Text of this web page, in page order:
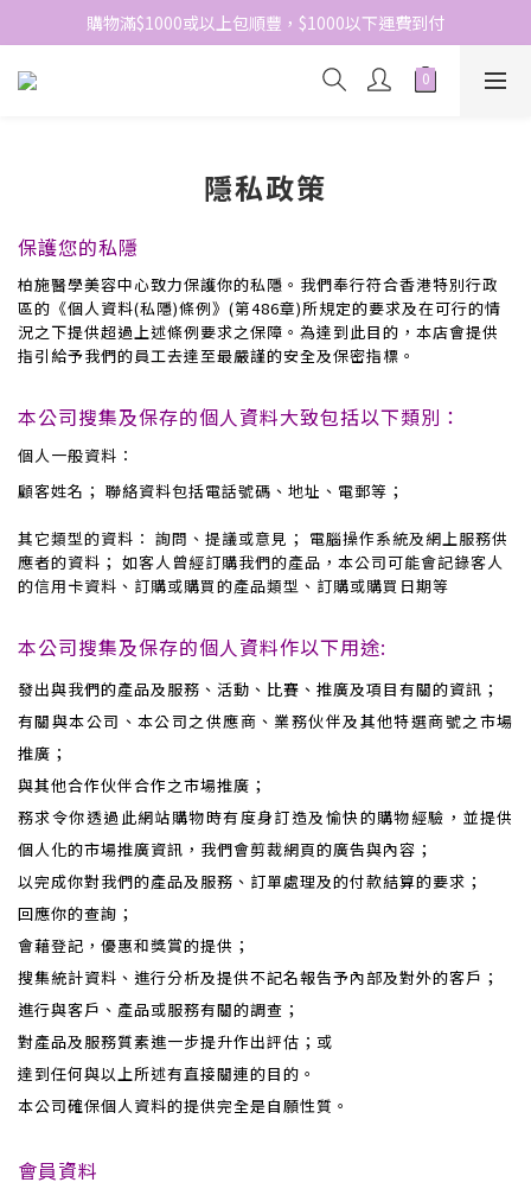
網站免費登記會員，會員優惠價於結帳時自動扣減
購物滿$1000或以上包順豐，$1000以下運費到付
網站免費登記會員，會員優惠價於結帳時自動扣減
隱私政策
保護您的私隱
柏施醫學美容中心致力保護你的私隱。我們奉行符合香港特別行政
區的《個人資料(私隱)條例》(第486章)所規定的要求及在可行的情
況之下提供超過上述條例要求之保障。為達到此目的，本店會提供
指引給予我們的員工去達至最嚴謹的安全及保密指標。
本公司搜集及保存的個人資料大致包括以下類別：
個人一般資料：
顧客姓名； 聯絡資料包括電話號碼、地址、電郵等；
其它類型的資料： 詢問、提議或意見； 電腦操作系統及網上服務供
應者的資料； 如客人曾經訂購我們的產品，本公司可能會記錄客人
的信用卡資料、訂購或購買的產品類型、訂購或購買日期等
本公司搜集及保存的個人資料作以下用途:
發出與我們的產品及服務、活動、比賽、推廣及項目有關的資訊；
有關與本公司、本公司之供應商、業務伙伴及其他特選商號之市場
推廣；
與其他合作伙伴合作之市場推廣；
務求令你透過此網站購物時有度身訂造及愉快的購物經驗，並提供
個人化的市場推廣資訊，我們會剪裁網頁的廣告與內容；
以完成你對我們的產品及服務、訂單處理及的付款結算的要求；
回應你的查詢；
會藉登記，優惠和獎賞的提供；
搜集統計資料、進行分析及提供不記名報告予內部及對外的客戶；
進行與客戶、產品或服務有關的調查；
對產品及服務質素進一步提升作出評估；或
達到任何與以上所述有直接關連的目的。
本公司確保個人資料的提供完全是自願性質。
會員資料